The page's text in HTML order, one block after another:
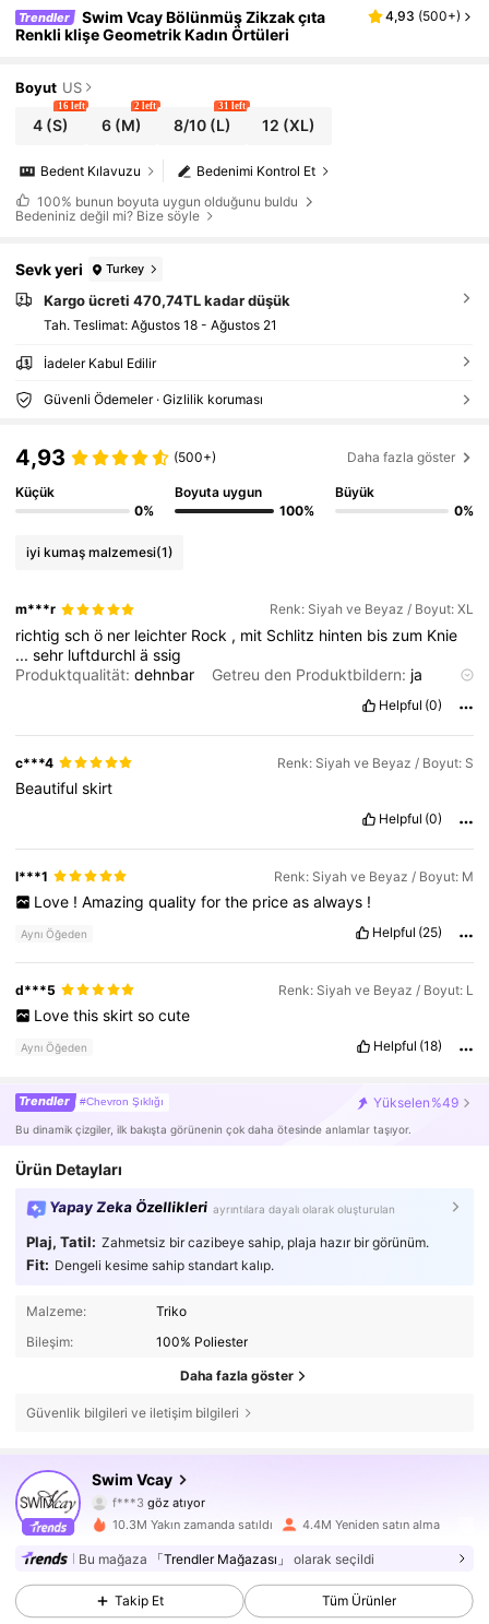
Trendler
Swim Vcay Bölünmüş Zikzak çıta
Renkli klişe Geometrik Kadın Örtüleri
4,93 (500+)
Boyut US
4 (S)
16 left
6 (M)
2 left
8/10(L)
31 left
12 (XL)
Bedenimi Kontrol Et
Bedent Kılavuzu
100% bunun boyuta uygun olduğunu buldu
Bedeniniz değil mi? Bize söyle
Sevk yeri Turkey
Kargo ücreti 470,74TL kadar düşük
Tah. Teslimat: Ağustos 18 - Ağustos 21
İadeler Kabul Edilir
Güvenli Ödemeler · Gizlilik koruması
4,93 (500+) Daha fazla göster
Küçük
0%
Boyuta uygun
100%
Büyük
0%
iyi kumaş malzemesi(1)
m***r Renk: Siyah ve Beyaz / Boyut: XL
richtigschö ner leichter Rock , mit Schlitz hinten bis zum Knie
...sehr luftdurchlässig
Produktqualität:dehnbar Getreu den Produktbildern: ja
Helpful (0)
c***4 Renk: Siyah ve Beyaz / Boyut: S
Beautifulskirt
Helpful (0)
l***1 Renk: Siyah ve Beyaz / Boyut: M
Love ! Amazing quality for the price as always !
Aynı Öğeden Helpful (25)
d***5 Renk: Siyah ve Beyaz / Boyut: L
Love this skirt so cute
Aynı Öğeden Helpful (18)
Trendler #Chevron Şıklığı Yükselen %49
Bu dinamik çizgiler, ilk bakışta görünenin çok daha ötesinde anlamlar taşıyor.
Ürün Detayları
Yapay Zeka Özellikleri ayrıntılara dayalı olarak oluşturulan
Plaj, Tatil: Zahmetsiz bir cazibeye sahip, plaja hazır bir görünüm.
Fit: Dengeli kesime sahip standart kalıp.
Malzeme:
Triko
Bileşim:
100% Poliester
Daha fazla göster
Güvenlik bilgileri ve iletişim bilgileri
Swim Vcay
f***3göz atıyor
4,83
600K Takipçiler
4,83 600K Takipçiler
4,83
10.3M Yakın zamanda satıldı 4.4M Yeniden satın alma
Bu mağaza 「Trendler Mağazası」 olarak seçildi
Takip Et Tüm Ürünler